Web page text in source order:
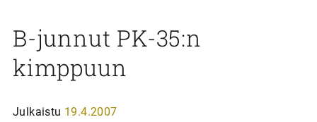
B-junnut PK-35:n
kimppuun
Julkaistu 19.4.2007